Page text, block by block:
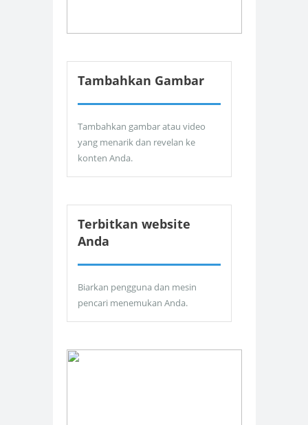
Tambahkan Gambar
Tambahkan gambar atau video
yang menarik dan revelan ke
konten Anda.
Terbitkan website
Anda
Biarkan pengguna dan mesin
pencari menemukan Anda.